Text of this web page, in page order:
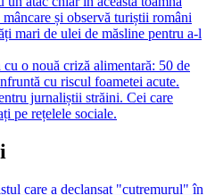
și observă turiștii români
mari de ulei de măsline pentru a-l
o nouă criză alimentară: 50 de
cu riscul foametei acute.
jurnaliștii străini. Cei care
pe rețelele sociale.
care a declanșat "cutremurul" în